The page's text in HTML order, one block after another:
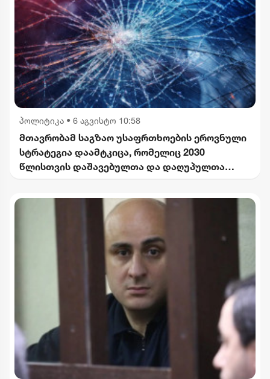
პოლიტიკა • 6 აგვისტო 10:58
მთავრობამ საგზაო უსაფრთხოების ეროვნული
სტრატეგია დაამტკიცა, რომელიც 2030
წლისთვის დაშავებულთა და დაღუპულთა
ითვალისწინებს